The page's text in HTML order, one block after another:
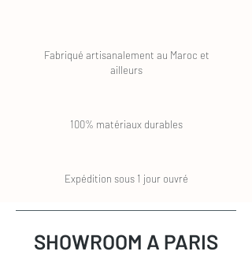
Fabriqué artisanalement au Maroc et
ailleurs
100% matériaux durables
Expédition sous 1 jour ouvré
SHOWROOM A PARIS